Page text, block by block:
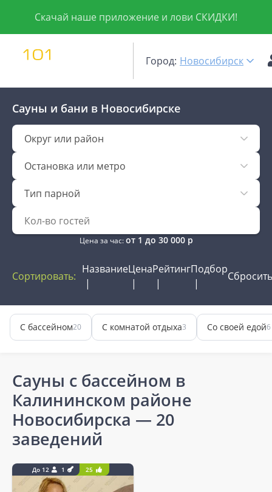
Скачай наше приложение и лови СКИДКИ!
Город: Новосибирск
Сауны и бани в Новосибирске
Округ или район
Остановка или метро
Тип парной
Цена за час:от 1 до 30 000р
Сортировать:
НазваниеЦенаРейтингПодбор
Сбросить
С бассейном20 С комнатой отдыха3 Со своей едой6
Сауны с бассейном в
Калининском районе
Новосибирска — 20
заведений
До 12 1 25